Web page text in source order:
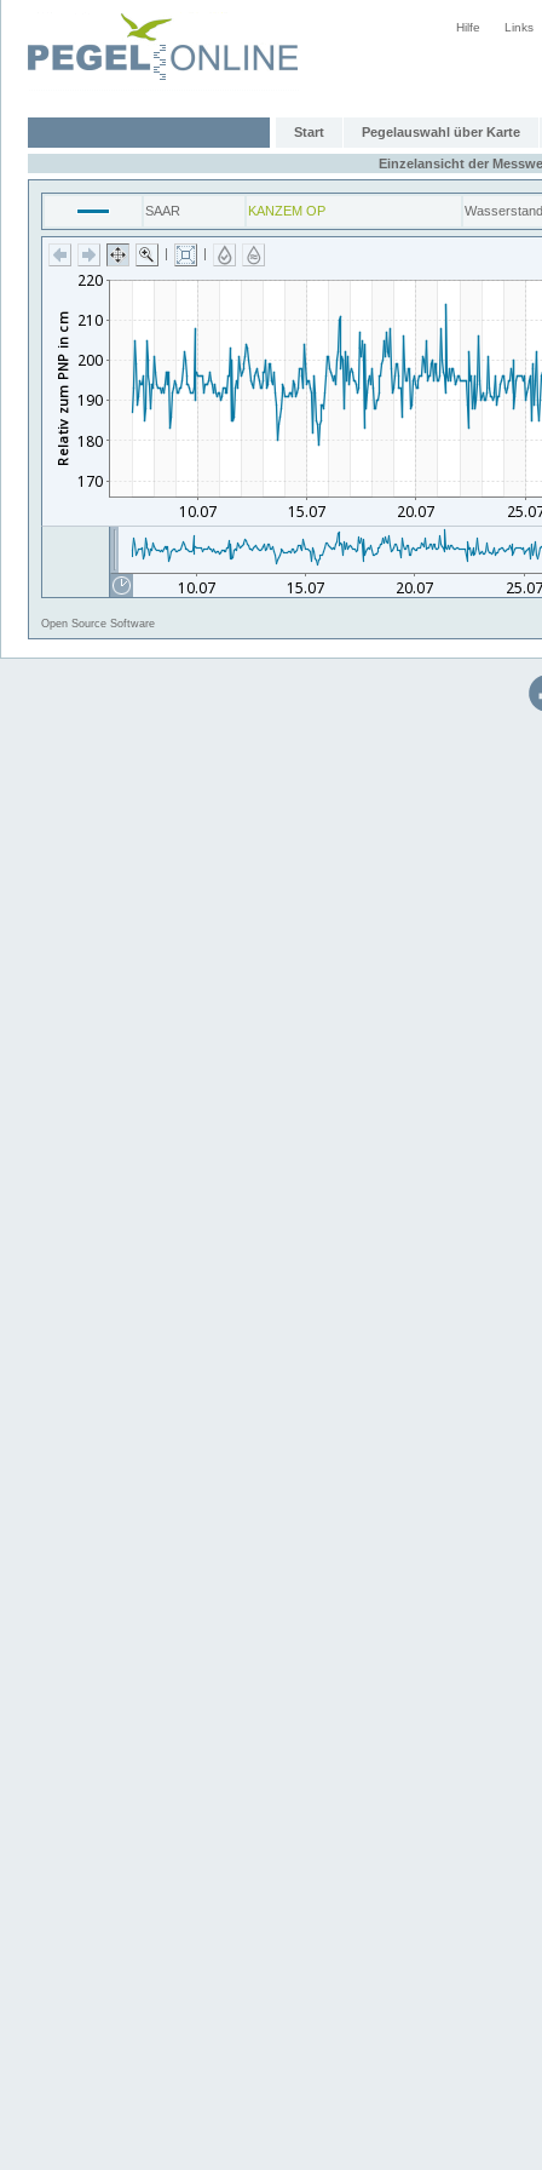
Hilfe Links
Start Pegelauswahl über Karte
Einzelansicht der
SAAR KANZEM OP Wasserstand
| |
Open Source Software